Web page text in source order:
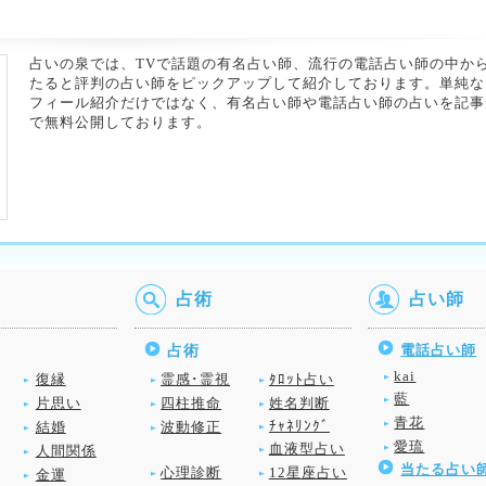
占いの泉では、TVで話題の有名占い師、流行の電話占い師の中か
たると評判の占い師をピックアップして紹介しております。単純
フィール紹介だけではなく、有名占い師や電話占い師の占いを記
で無料公開しております。
復縁
片思い
結婚
人間関係
金運
占術
占術
霊感･霊視
ﾀﾛｯﾄ占い
四柱推命
姓名判断
波動修正
ﾁｬﾈﾘﾝｸﾞ
血液型占い
心理診断
12星座占い
占い師
電話占い師
kai
藍
青花
愛琉
当たる占い